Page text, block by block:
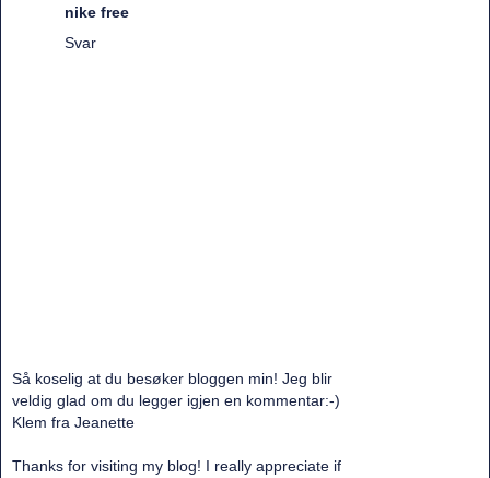
nike free
Svar
Så koselig at du besøker bloggen min! Jeg blir
veldig glad om du legger igjen en kommentar:-)
Klem fra Jeanette
Thanks for visiting my blog! I really appreciate if